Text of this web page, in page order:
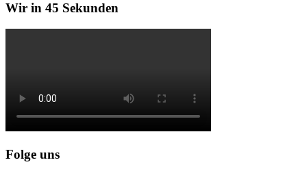
Wir in 45 Sekunden
Folge uns